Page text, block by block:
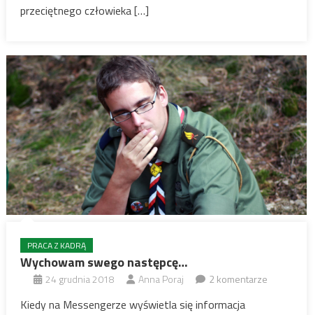
przeciętnego człowieka […]
PRACA Z KADRĄ
Wychowam swego następcę…
24 grudnia 2018 Anna Poraj 2 komentarze
Kiedy na Messengerze wyświetla się informacja